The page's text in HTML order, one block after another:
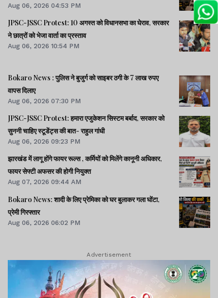
Aug 06, 2026 04:53 PM
JPSC-JSSC Protest: 10 अगस्त को विधानसभा का घेराव, सरकार
ने छात्रों को भेजा वार्ता का प्रस्ताव
Aug 06, 2026 10:54 PM
Bokaro News : पुलिस ने बुजुर्ग को साइबर ठगी के 7 लाख रुपए
वापस दिलाए
Aug 06, 2026 07:30 PM
JPSC-JSSC Protest: हमारा एजुकेशन सिस्टम बर्बाद, सरकार को
सुननी चाहिए स्टूडेंट्स की बात- राहुल गांधी
Aug 06, 2026 09:23 PM
झारखंड में लागू होंगे फायर रूल्स , कर्मियों को मिलेंगे कानूनी अधिकार,
फायर सेफ्टी अफसर की होगी नियुक्त
Aug 07, 2026 09:44 AM
Bokaro News: शादी के लिए प्रेमिका को घर बुलाकर गला घोंटा,
प्रेमी गिरफ्तार
Aug 06, 2026 06:02 PM
Advertisement